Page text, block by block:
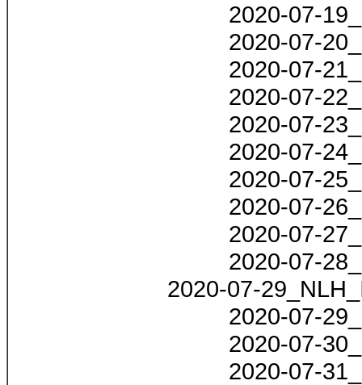
2020-07-
2020-07-
2020-07-
2020-07-
2020-07-
2020-07-
2020-07-
2020-07-
2020-07-
2020-07-
2020-07-
2020-07-
2020-07-
2020-07-